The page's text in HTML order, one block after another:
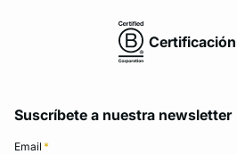
Suscríbete a nuestra newsletter
Email *